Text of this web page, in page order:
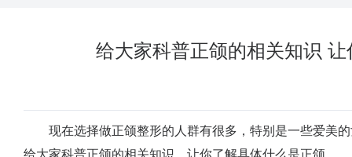
给大家科普正颌的相关知识
现在选择做正颌整形的人群有很多，特别是一些爱美的
给大家科普正颌的相关知识，让你了解具体什么是正颌。